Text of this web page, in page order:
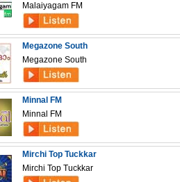
Malaiyagam FM
Megazone South
Megazone South
Minnal FM
Minnal FM
Mirchi Top Tuckkar
Mirchi Top Tuckkar